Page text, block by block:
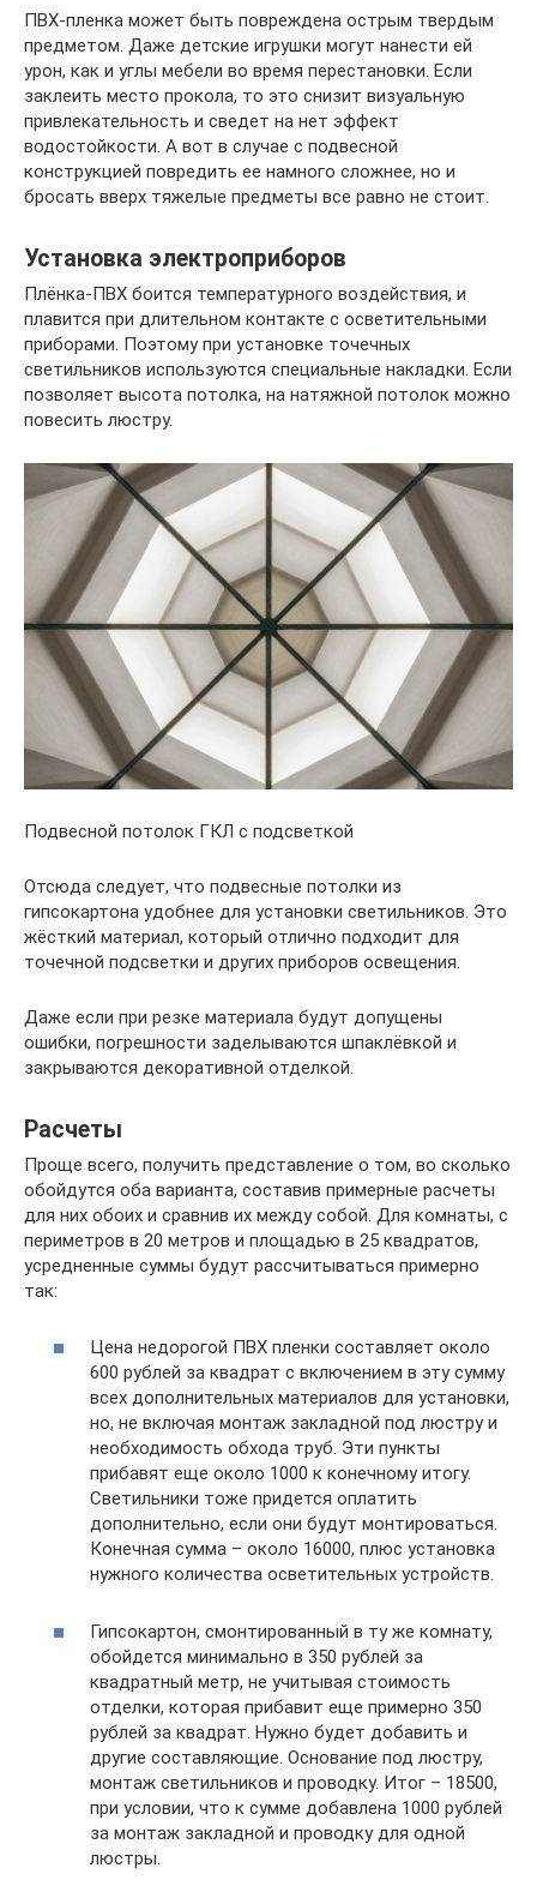
ПВХ-пленка может быть повреждена острым твердым
предметом. Даже детские игрушки могут нанести ей
урон, как и углы мебели во время перестановки. Если
заклеить место прокола, то это снизит визуальную
привлекательность и сведет на нет эффект
водостойкости. А вот в случае с подвесной
конструкцией повредить ее намного сложнее, но и
бросать вверх тяжелые предметы все равно не стоит.
Установка электроприборов
Плёнка-ПВХ боится температурного воздействия, и
плавится при длительном контакте с осветительными
приборами. Поэтому при установке точечных
светильников используются специальные накладки. Если
позволяет высота потолка, на натяжной потолок можно
повесить люстру.
Подвесной потолок ГКЛ с подсветкой
Отсюда следует, что подвесные потолки из
гипсокартона удобнее для установки светильников. Это
жёсткий материал, который отлично подходит для
точечной подсветки и других приборов освещения.
Даже если при резке материала будут допущены
ошибки, погрешности заделываются шпаклёвкой и
закрываются декоративной отделкой.
Расчеты
Проще всего, получить представление о том, во сколько
обойдутся оба варианта, составив примерные расчеты
для них обоих и сравнив их между собой. Для комнаты, с
периметров в 20 метров и площадью в 25 квадратов,
усредненные суммы будут рассчитываться примерно
так:
Цена недорогой ПВХ пленки составляет около
600 рублей за квадрат с включением в эту сумму
всех дополнительных материалов для установки,
но, не включая монтаж закладной под люстру и
необходимость обхода труб. Эти пункты
прибавят еще около 1000 к конечному итогу.
Светильники тоже придется оплатить
дополнительно, если они будут монтироваться.
Конечная сумма – около 16000, плюс установка
нужного количества осветительных устройств.
Гипсокартон, смонтированный в ту же комнату,
обойдется минимально в 350 рублей за
квадратный метр, не учитывая стоимость
отделки, которая прибавит еще примерно 350
рублей за квадрат. Нужно будет добавить и
другие составляющие. Основание под люстру,
монтаж светильников и проводку. Итог – 18500,
при условии, что к сумме добавлена 1000 рублей
за монтаж закладной и проводку для одной
люстры.